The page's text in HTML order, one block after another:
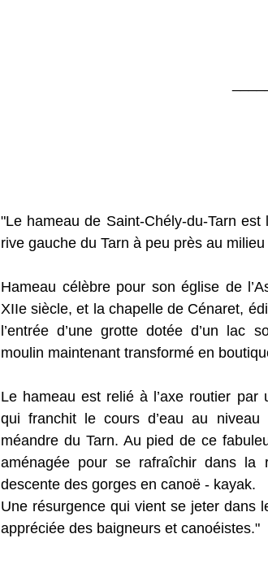
"Le hameau de Saint-Chély-du-Tarn
rive gauche du Tarn à peu près au
Hameau célèbre pour son église de
XIIe siècle, et la chapelle de Cénaret,
l’entrée d’une grotte dotée d’un lac
moulin maintenant transformé en
Le hameau est relié à l’axe routier par
qui franchit le cours d’eau au
méandre du Tarn. Au pied de ce
aménagée pour se rafraîchir dans
descente des gorges en canoë - kayak.
Une résurgence qui vient se jeter dans
appréciée des baigneurs et canoéistes."